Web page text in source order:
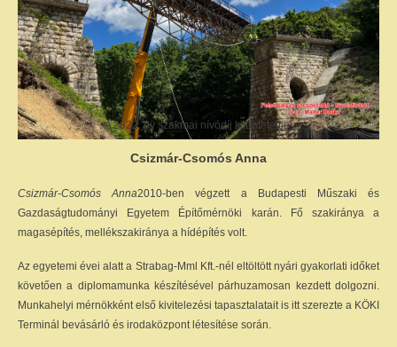
A 2022. év szakmai nívódíj kitüntetettje:
Csizmár-Csomós Anna
Csizmár-Csomós Anna2010-ben végzett a Budapesti Műszaki és
Gazdaságtudományi Egyetem Építőmérnöki karán. Fő szakiránya a
magasépítés, mellékszakiránya a hídépítés volt.
Az egyetemi évei alatt a Strabag-Mml Kft.-nél eltöltött nyári gyakorlati időket
követően a diplomamunka készítésével párhuzamosan kezdett dolgozni.
Munkahelyi mérnökként első kivitelezési tapasztalatait is itt szerezte a KÖKI
Terminál bevásárló és irodaközpont létesítése során.